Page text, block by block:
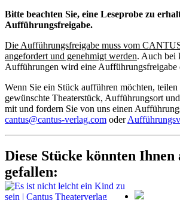
Bitte beachten Sie, eine Leseprobe zu
Aufführungsfreigabe.
Die Aufführungsfreigabe muss vom
angefordert und genehmigt werden. Auch bei
Aufführungen wird eine Aufführungsfreigabe
Wenn Sie ein Stück aufführen möchten, teilen
gewünschte Theaterstück, Aufführungsort
mit und fordern Sie von uns einen
cantus@cantus-verlag.com oder
Diese Stücke könnten Ihnen
gefallen: